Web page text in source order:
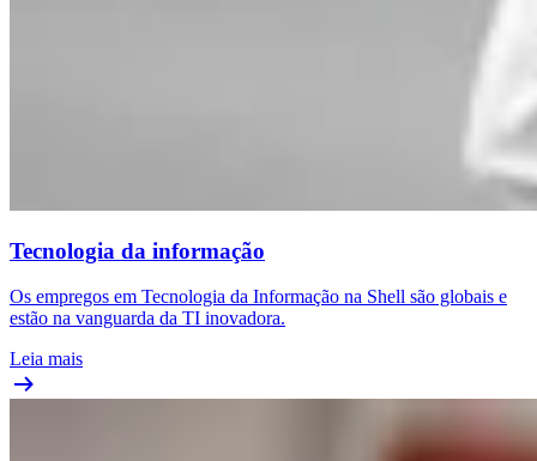
Tecnologia da informação
Os empregos em Tecnologia da Informação na Shell são globais e
estão na vanguarda da TI inovadora.
Leia mais